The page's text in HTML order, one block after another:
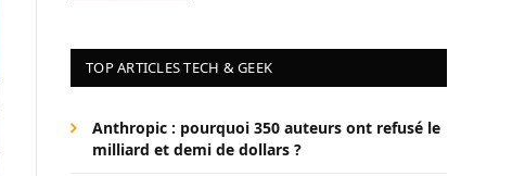
TOP ARTICLES TECH & GEEK
Anthropic : pourquoi 350 auteurs ont refusé le
milliard et demi de dollars ?